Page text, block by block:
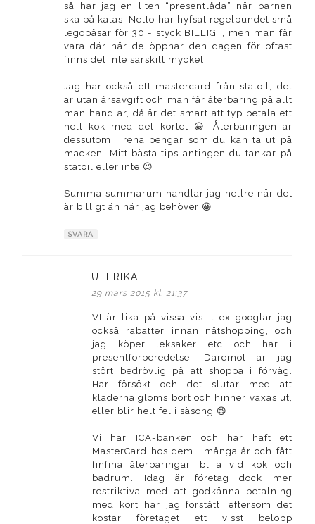
så har jag en liten “presentlåda” när barnen
ska på kalas, Netto har hyfsat regelbundet små
legopåsar för 30:- styck BILLIGT, men man får
vara där när de öppnar den dagen för oftast
finns det inte särskilt mycket.
Jag har också ett mastercard från statoil, det
är utan årsavgift och man får återbäring på allt
man handlar, då är det smart att typ betala ett
helt kök med det kortet 😀 Återbäringen är
dessutom i rena pengar som du kan ta ut på
macken. Mitt bästa tips antingen du tankar på
statoil eller inte 😉
Summa summarum handlar jag hellre när det
är billigt än när jag behöver 😀
SVARA
ULLRIKA
29 mars 2015 kl. 21:37
VI är lika på vissa vis: t ex googlar jag
också rabatter innan nätshopping, och
jag köper leksaker etc och har i
presentförberedelse. Däremot är jag
stört bedrövlig på att shoppa i förväg.
Har försökt och det slutar med att
kläderna glöms bort och hinner växas ut,
eller blir helt fel i säsong 😉
Vi har ICA-banken och har haft ett
MasterCard hos dem i många år och fått
finfina återbäringar, bl a vid kök och
badrum. Idag är företag dock mer
restriktiva med att godkänna betalning
med kort har jag förstått, eftersom det
kostar företaget ett visst belopp